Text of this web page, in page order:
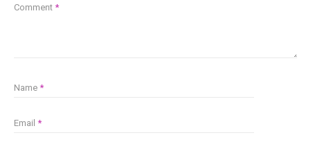
Comment *
Name *
Email *